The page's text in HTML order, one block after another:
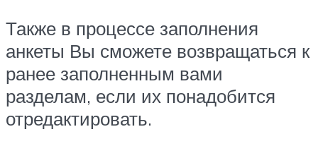
Также в процессе заполнения
анкеты Вы сможете возвращаться к
ранее заполненным вами
разделам, если их понадобится
отредактировать.